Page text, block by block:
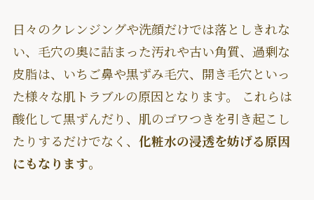
日々のクレンジングや洗顔だけでは落としきれな
い、毛穴の奥に詰まった汚れや古い角質、過剰な
皮脂は、いちご鼻や黒ずみ毛穴、開き毛穴といっ
た様々な肌トラブルの原因となります。 これらは
酸化して黒ずんだり、肌のゴワつきを引き起こし
たりするだけでなく、 化粧水の浸透を妨げる原因
にもなります。